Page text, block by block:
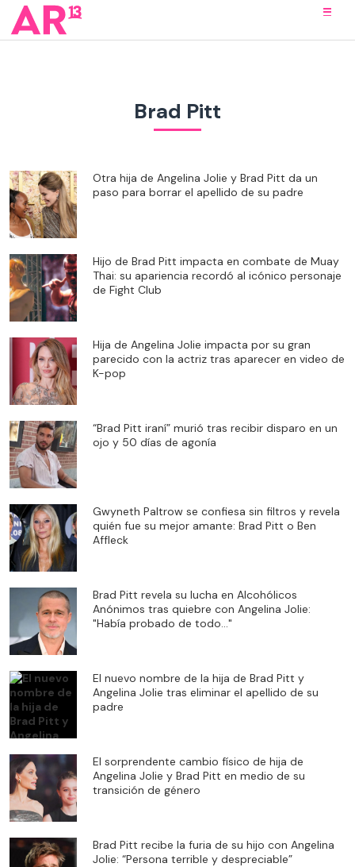
Brad Pitt
Otra hija de Angelina Jolie y Brad Pitt da un
paso para borrar el apellido de su padre
Hijo de Brad Pitt impacta en combate de Muay
Thai: su apariencia recordó al icónico personaje
de Fight Club
Hija de Angelina Jolie impacta por su gran
parecido con la actriz tras aparecer en video de
K-pop
“Brad Pitt iraní” murió tras recibir disparo en un
ojo y 50 días de agonía
Gwyneth Paltrow se confiesa sin filtros y revela
quién fue su mejor amante: Brad Pitt o Ben
Affleck
Brad Pitt revela su lucha en Alcohólicos
Anónimos tras quiebre con Angelina Jolie:
"Había probado de todo..."
El nuevo nombre de la hija de Brad Pitt y
Angelina Jolie tras eliminar el apellido de su
padre
El sorprendente cambio físico de hija de
Angelina Jolie y Brad Pitt en medio de su
transición de género
Brad Pitt recibe la furia de su hijo con Angelina
Jolie: “Persona terrible y despreciable”